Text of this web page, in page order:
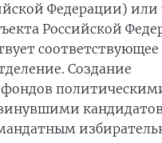
Федерации) или
Российской
соответствующее
Создание